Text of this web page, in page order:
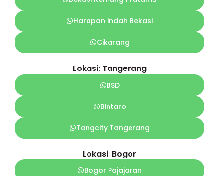
Harapan Indah Bekasi
Cikarang
Lokasi: Tangerang
BSD
Bintaro
Tangcity Tangerang
Lokasi: Bogor
Bogor Pajajaran